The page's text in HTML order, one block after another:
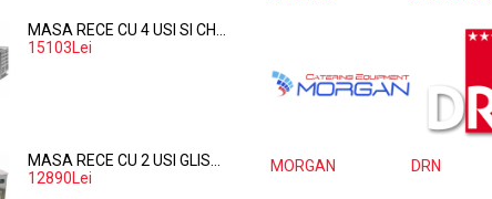
15103Lei
12890Lei
MORGAN DRN